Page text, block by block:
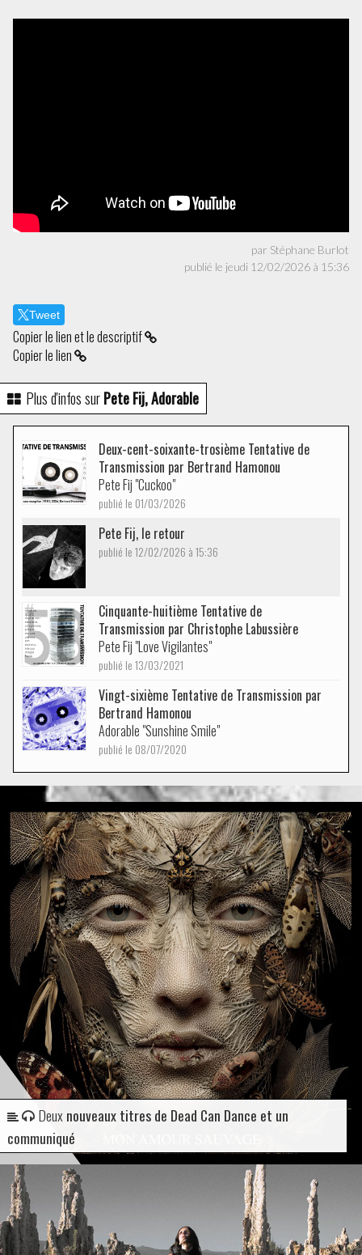
par Stéphane Burlot
publié le jeudi 12/02/2026 à 15:36
Tweet
Copier le lien et le descriptif
Copier le lien
Plus d'infos surPete Fij, Adorable
Deux-cent-soixante-trosième Tentative de
Transmission par Bertrand Hamonou
Pete Fij "Cuckoo"
publié le 01/03/2026
Pete Fij, le retour
publié le 12/02/2026 à 15:36
Cinquante-huitième Tentative de
Transmission par Christophe Labussière
Pete Fij "Love Vigilantes"
publié le 13/03/2021
Vingt-sixième Tentative de Transmission par
Bertrand Hamonou
Adorable "Sunshine Smile"
publié le 08/07/2020
Deuxnouveaux titres de Dead Can Dance et un
communiqué